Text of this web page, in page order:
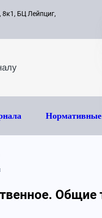
с 09:00
8 495
8к1, БЦ Лейпциг,
Общие